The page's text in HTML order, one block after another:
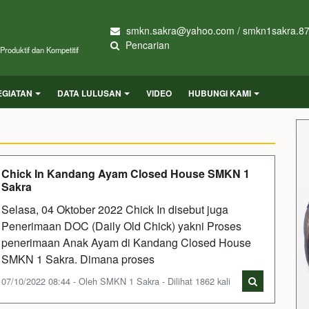
dan Kompetitif
smkn.sakra@yahoo.com /
Pencarian
DATA LULUSAN VIDEO HUBUNGI KAMI
Chick In Kandang Ayam Closed House SMKN 1
Sakra
Selasa, 04 Oktober 2022 Chick In disebut juga
Penerimaan DOC (Daily Old Chick) yakni Proses
penerimaan Anak Ayam di Kandang Closed House
SMKN 1 Sakra. Dimana proses
07/10/2022 08:44 - Oleh SMKN 1 Sakra - Dilihat 1862 kali